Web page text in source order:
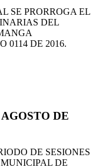
SE PRORROGA EL
DEL
0114 DE 2016.
DE
DE SESIONES
DE